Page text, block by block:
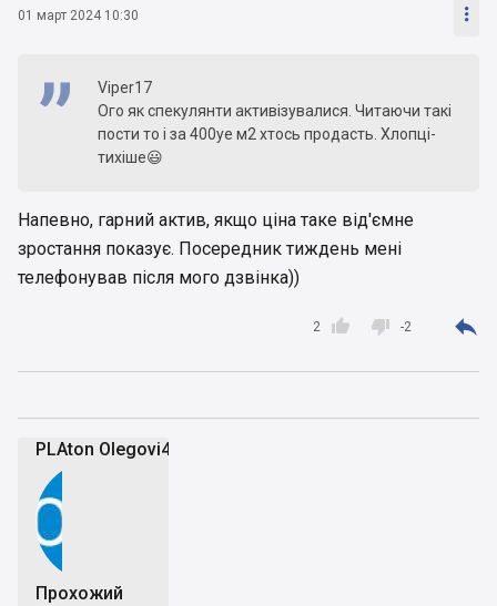
01 март 2024 10:30 
Viper17
Ого як спекулянти активізувалися. Читаючи такі
пости то і за 400уе м2 хтось продасть. Хлопці-
тихіше😃
Напевно, гарний актив, якщо ціна таке від'ємне
зростання показує. Посередник тиждень мені
телефонував після мого дзвінка))

2  -2 
PLAton Olegovi4
Прохожий